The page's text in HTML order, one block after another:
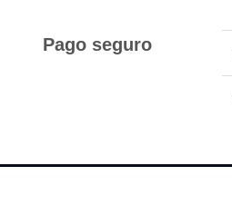
Pago seguro